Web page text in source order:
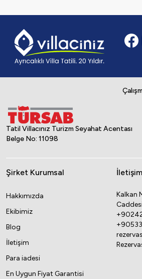
Tatil Villacınız Turizm Seyahat Acentası
Belge No: 11098
Şirket Kurumsal
Hakkımızda
Ekibimiz
Blog
İletişim
Para iadesi
En Uygun Fiyat Garantisi
İletişim
Kalkan